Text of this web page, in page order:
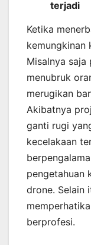
terjadi
Ketika
kemungkinan
Misalnya
menubruk
merugikan
Akibatnya
ganti rugi
kecelakaan
pengetahuan
drone. Selain
berprofesi.